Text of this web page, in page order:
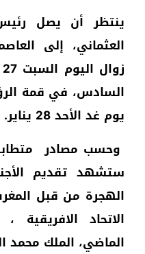
ينتظر أن يصل
العثماني، إلى
السادس، في قمة
يوم غد الأحد 28 يناير.
وحسب مصادر
ستشهد تقديم
الهجرة من قبل
الاتحاد
الماضي، الملك